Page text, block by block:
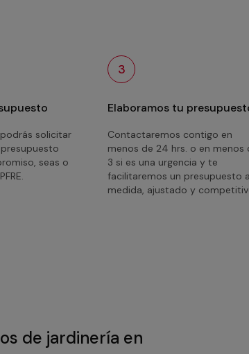
solicitar
seas o
3
Elaboramos tu
Contactaremos contigo en
menos de 24 hrs. o en menos
3 si es una urgencia y te
facilitaremos un presupuesto a
medida, ajustado y
de jardinería en